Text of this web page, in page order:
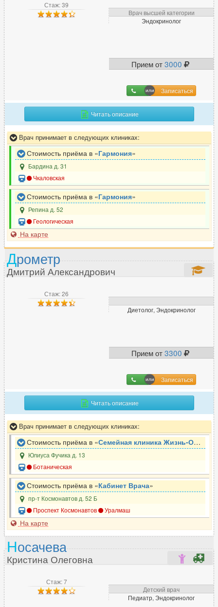
Стаж: 39
Врач высшей категории
Эндокринолог
Прием от3000
Записаться
Читать описание
Врач принимает в следующих клиниках:
Стоимость приёма в «Гармония»
Бардина д. 31
Чкаловская
Стоимость приёма в «Гармония»
Репина д. 52
Геологическая
На карте
Стаж: 26
Диетолог, Эндокринолог
Прием от3300
Записаться
Дрометр
Дмитрий Александрович
Читать описание
Врач принимает в следующих клиниках:
Стоимость приёма в «Семейная клиника Жизнь-Опора »
Юлиуса Фучика д. 13
Ботаническая
Стоимость приёма в «Кабинет Врача»
пр-т Космонавтов д. 52 Б
Проспект Космонавтов
Уралмаш
На карте
Стаж: 7
Детский врач
Педиатр, Эндокринолог
Носачева
Кристина Олеговна